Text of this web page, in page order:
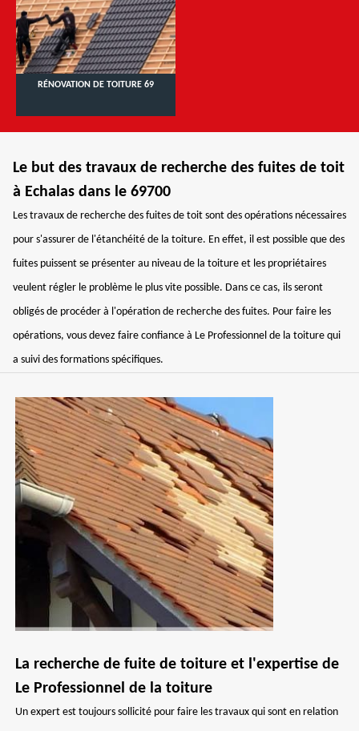
RÉNOVATION DE TOITURE 69
Le but des travaux de recherche des fuites de toit
à Echalas dans le 69700
Les travaux de recherche des fuites de toit sont des opérations nécessaires
pour s'assurer de l'étanchéité de la toiture. En effet, il est possible que des
fuites puissent se présenter au niveau de la toiture et les propriétaires
veulent régler le problème le plus vite possible. Dans ce cas, ils seront
obligés de procéder à l'opération de recherche des fuites. Pour faire les
opérations, vous devez faire confiance à Le Professionnel de la toiture qui
a suivi des formations spécifiques.
La recherche de fuite de toiture et l'expertise de
Le Professionnel de la toiture
Un expert est toujours sollicité pour faire les travaux qui sont en relation